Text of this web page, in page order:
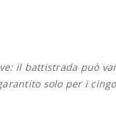
il battistrada può
solo per i